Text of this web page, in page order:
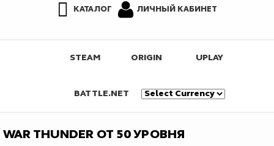
КАТАЛОГ ЛИЧНЫЙ КАБИНЕТ
STEAM ORIGIN UPLAY
BATTLE.NET
WAR THUNDER ОТ 50 УРОВНЯ